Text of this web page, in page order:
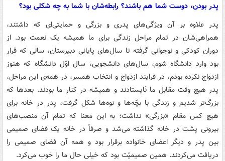
پدر بودن، دوست شما هم باشند؟ رابطه‌شان با شما به چه شکلی بود؟
پدر علاوه بر آن ویژگی‌های پدری و بزرگی و حمایتی‌ای که داشتند،
همراهی‌شان در تمام مراحل زندگی برای ما همیشه یک نعمت بود. از
دوران کودکی و نوجوانی گرفته تا سال‌های پایانی دبیرستان، سالی که قرار
بود وارد دانشگاه شوم، سال‌های دانشجویی، سال اوّل دانشگاه که هنوز
ازدواج نکرده بودم، در فرایند ازدواج و انتخاب همسر، در همه‌ی این مراحل،
پدر هیچ وقت مقابل ما نَایستادند و همیشه در کنار ما بودند. بعدها که
بزرگ‌تر شدیم و زندگی با بچّه‌ها و نوه‌ها شکل گرفت، پدر در خانه برای
هیچ کس مقام «بزرگی» نداشت؛ به این معنا که تمام آن منصب‌های
بیرونی پشت در خانه گذاشته می‌شد و صرفاً در خانه یک فضای صمیمی
بین پدر و دیگر اعضای خانواده برقرار بود و همه آن فضای صمیمی را
دریافت می‌کردند. همین صمیمیّت بود که خیلی حال ما را خوب می‌کرد.